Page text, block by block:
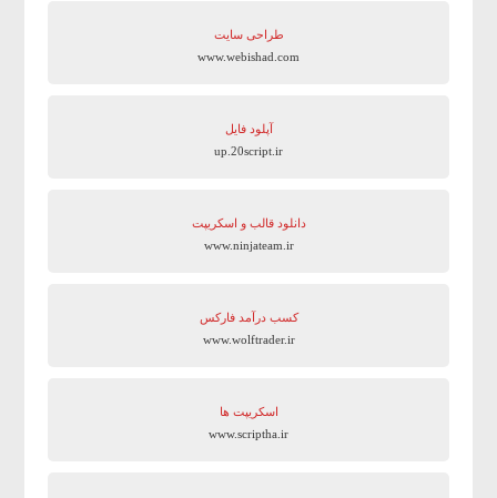
طراحی سایت
www.webishad.com
آپلود فایل
up.20script.ir
دانلود قالب و اسکریپت
www.ninjateam.ir
کسب درآمد فارکس
www.wolftrader.ir
اسکریپت ها
www.scriptha.ir